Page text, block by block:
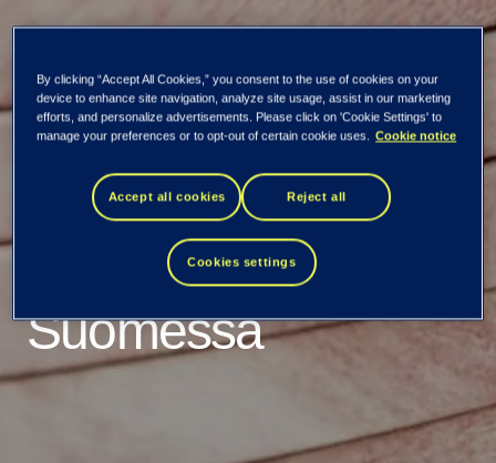
Tieto ja IFS
laajentavat
yhteistyötään
Suomessa
By clicking “Accept All Cookies,” you consent to the use of cookies on your
device to enhance site navigation, analyze site usage, assist in our marketing
efforts, and personalize advertisements. Please click on 'Cookie Settings' to
manage your preferences or to opt-out of certain cookie uses.
Cookie notice
Accept all cookies Reject all
Cookies settings